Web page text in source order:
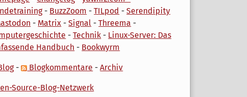
- BuzzZoom -TILpod -Serendipity
- Matrix -Signal -Threema -
-Technik - Linux-Server: Das
Handbuch - Bookwyrm
- Blogkommentare -Archiv
Source-Blog-Netzwerk